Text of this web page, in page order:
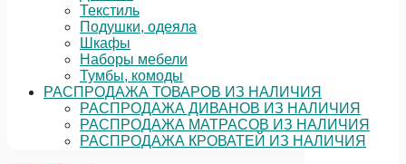
Текстиль
Подушки, одеяла
Шкафы
Наборы мебели
Тумбы, комоды
РАСПРОДАЖА ТОВАРОВ ИЗ НАЛИЧИЯ
РАСПРОДАЖА ДИВАНОВ ИЗ НАЛИЧИЯ
РАСПРОДАЖА МАТРАСОВ ИЗ НАЛИЧИЯ
РАСПРОДАЖА КРОВАТЕЙ ИЗ НАЛИЧИЯ